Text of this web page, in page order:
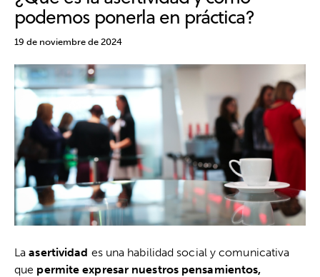
podemos ponerla en práctica?
19 de noviembre de 2024
Laasertividad es una habilidad social y comunicativa
que permite expresar nuestros pensamientos,